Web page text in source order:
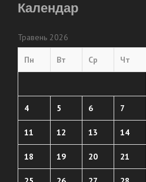
Календар
Травень 2026
Пн Вт Ср Чт
4 5 6 7
11 12 13 14
18 19 20 21